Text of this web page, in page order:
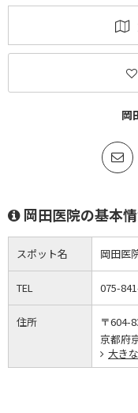
岡
岡田医院の基本
スポット名 岡田医
TEL 075-
住所
〒604-
京都府
大き